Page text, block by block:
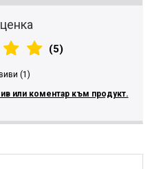
(5)
(1)
или коментар към продукт.